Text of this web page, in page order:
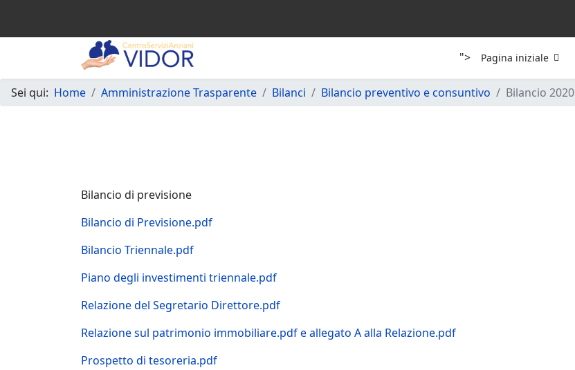
"> Pagina iniziale
Sei qui: Home Amministrazione Trasparente Bilanci Bilancio preventivo e consuntivo Bilancio 2020
Bilancio di previsione
Bilancio di Previsione.pdf
Bilancio Triennale.pdf
Piano degli investimenti triennale.pdf
Relazione del Segretario Direttore.pdf
Relazione sul patrimonio immobiliare.pdf eallegato A alla Relazione.pdf
Prospetto di tesoreria.pdf